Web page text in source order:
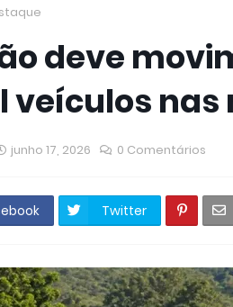
deve
veículos
junho 17, 2026 0 Comentários
Twitter